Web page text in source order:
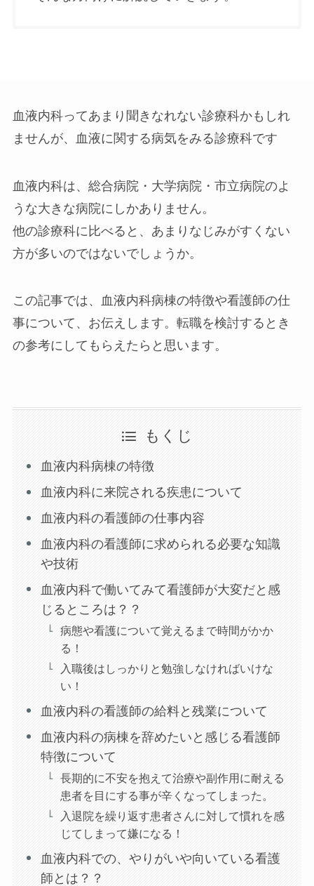
血液内科ってあまり聞きなれない診療科かもしれ
ませんが、血液に関する病気をみる診療科です
血液内科は、総合病院・大学病院・市立病院のよ
うな大きな病院にしかありません。
他の診療科に比べると、あまりなじみがすくない
方が多いのではないでしょうか。
この記事では、血液内科病棟の特徴や看護師の仕
事について、お伝えします。転職を検討するとき
の参考にしてもらえたらと思います。
もくじ
血液内科病棟の特徴
血液内科に来院される疾患について
血液内科の看護師の仕事内容
血液内科の看護師に求められる必要な知識
や技術
血液内科で働いてみて看護師が大変だと感
じるところは？？
病態や看護について覚えるまで時間がかか
る！
入職後はしっかりと勉強しなければいけな
い！
血液内科の看護師の給料と残業について
血液内科の病棟を辞めたいと感じる看護師
特徴について
長期的に不安を抱えて治療や副作用に耐える
患者を目にする事が辛くなってしまった。
入退院を繰り返す患者さんに対して慣れを感
じてしまって嫌になる！
血液内科での、やりがいや向いている看護
師とは？？